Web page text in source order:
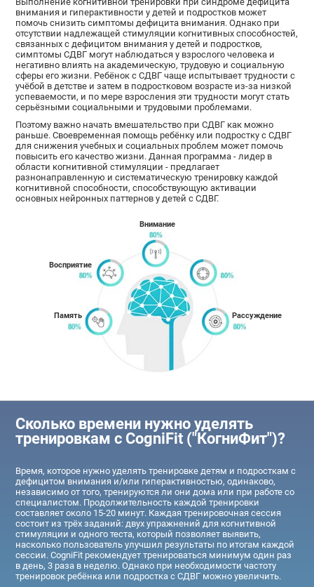
внимания и гиперактивности у детей и подростков может
помочь снизить симптомы дефицита внимания. Однако при
отсутствии надлежащей стимуляции когнитивных способностей,
связанных с дефицитом внимания у детей и подростков,
симптомы СДВГ могут наблюдаться у взрослого человека и
негативно влиять на академическую, трудовую и социальную
сферы его жизни. Ребёнок с СДВГ чаще испытывает трудности с
учёбой в детстве и затем в подростковом возрасте из-за низкой
успеваемости, и по мере взросления эти трудности могут стать
серьёзными социальными и трудовыми проблемами.
Поэтому важно начать вмешательство при СДВГ как можно
раньше. Своевременная помощь ребёнку или подростку с СДВГ
для снижения учебных и социальных проблем может помочь
повысить его качество жизни. Данная программа - лидер в
области когнитивной стимуляции - предлагает
разнонаправленную и систематическую тренировку каждой
когнитивной способности, способствующую активации
основных нейронных паттернов у детей с СДВГ.
Память
Восприятие
Внимание
Рассуждение
Сколько времени нужно уделять
тренировкам с CogniFit ("КогниФит")?
Время, которое нужно уделять тренировке детям и подросткам с
дефицитом внимания и/или гиперактивностью, одинаково,
независимо от того, тренируются ли они дома или при работе со
специалистом. Продолжительность каждой тренировки
составляет около 15-20 минут. Каждая тренировочная сессия
состоит из трёх заданий: двух упражнений для когнитивной
стимуляции и одного теста, который позволяет выявить,
насколько пользователь улучшил результаты по итогам каждой
сессии. CogniFit рекомендует тренироваться минимум один раз
в день, 3 раза в неделю. Однако при необходимости частоту
тренировок ребёнка или подростка с СДВГ можно увеличить.